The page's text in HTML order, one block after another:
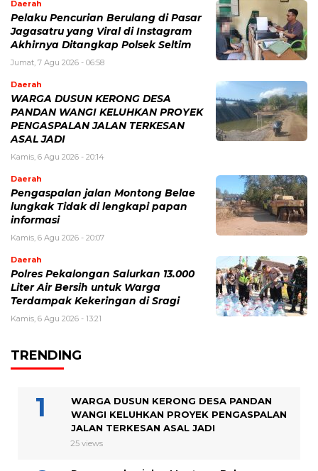
Daerah
Pelaku Pencurian Berulang di Pasar
Jagasatru yang Viral di Instagram
Akhirnya Ditangkap Polsek Seltim
Jumat, 7 Agu 2026 - 06:58
Daerah
WARGA DUSUN KERONG DESA
PANDAN WANGI KELUHKAN PROYEK
PENGASPALAN JALAN TERKESAN
ASAL JADI
Kamis, 6 Agu 2026 - 20:14
Daerah
Pengaspalan jalan Montong Belae
lungkak Tidak di lengkapi papan
informasi
Kamis, 6 Agu 2026 - 20:07
Daerah
Polres Pekalongan Salurkan 13.000
Liter Air Bersih untuk Warga
Terdampak Kekeringan di Sragi
Kamis, 6 Agu 2026 - 13:21
TRENDING
WARGA DUSUN KERONG DESA PANDAN
WANGI KELUHKAN PROYEK PENGASPALAN
JALAN TERKESAN ASAL JADI
25 views